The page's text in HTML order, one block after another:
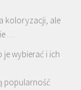
koloryzacji, ale
…
wybierać i ich
popularność